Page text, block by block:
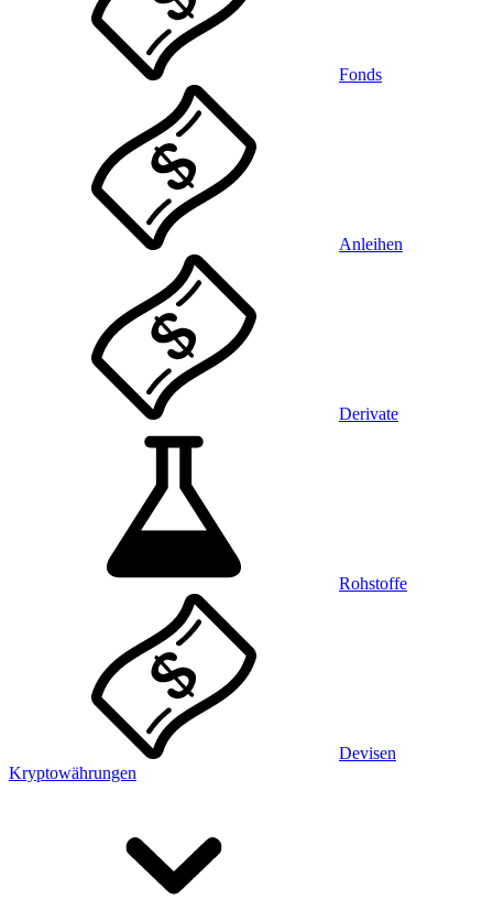
Fonds
Anleihen
Derivate
Rohstoffe
Devisen
Kryptowährungen